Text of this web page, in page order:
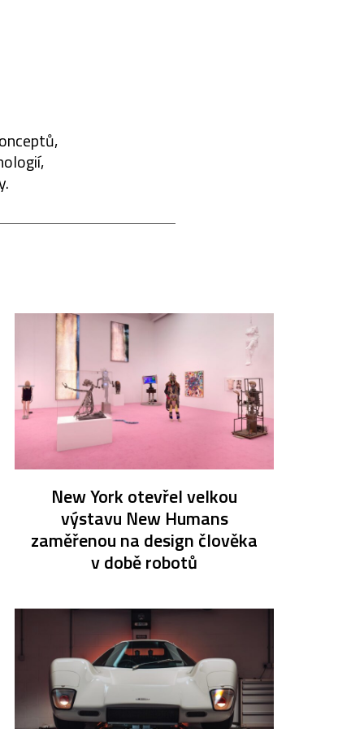
New York otevřel velkou
výstavu New Humans
zaměřenou na design člověka
v době robotů